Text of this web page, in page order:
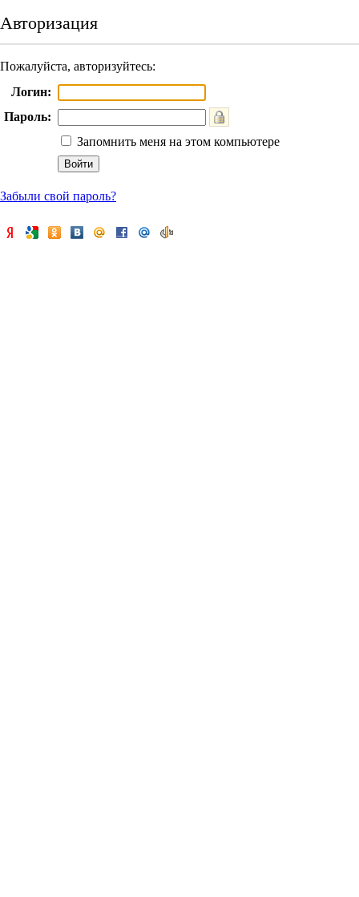
Авторизация
Пожалуйста, авторизуйтесь:
Логин:
Пароль:
Запомнить меня на этом компьютере
Забыли свой пароль?